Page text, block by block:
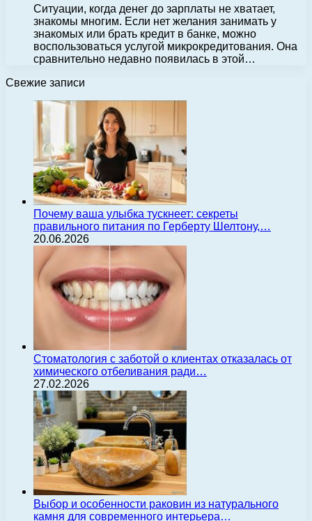
Ситуации, когда денег до зарплаты не хватает,
знакомы многим. Если нет желания занимать у
знакомых или брать кредит в банке, можно
воспользоваться услугой микрокредитования. Она
сравнительно недавно появилась в этой…
Свежие записи
Почему ваша улыбка тускнеет: секреты
правильного питания по Герберту Шелтону,…
20.06.2026
Стоматология с заботой о клиентах отказалась от
химического отбеливания ради…
27.02.2026
Выбор и особенности раковин из натурального
камня для современного интерьера…